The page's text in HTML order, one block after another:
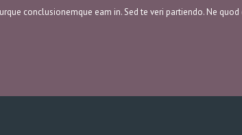
conclusionemque eam in. Sed te veri partiendo. Ne